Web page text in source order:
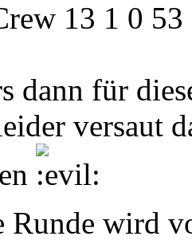
13 1 0
dann für
versaut
Runde wird